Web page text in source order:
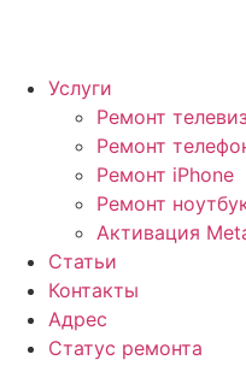
Услуги
Ремонт
Ремонт
Ремонт iPhone
Ремонт
Активация
Статьи
Контакты
Адрес
Статус ремонта